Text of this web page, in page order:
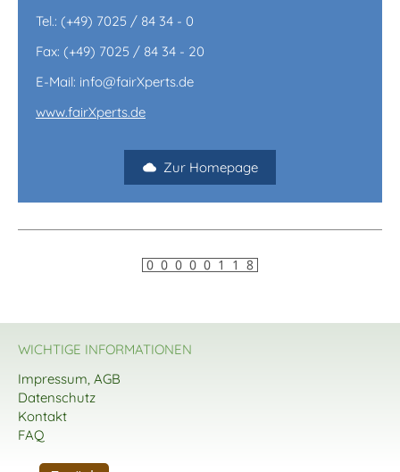
Tel.: (+49) 7025 / 84 34 - 0
Fax: (+49) 7025 / 84 34 - 20
E-Mail: info@fairXperts.de
www.fairXperts.de
Zur Homepage
WICHTIGE INFORMATIONEN
Impressum, AGB
Datenschutz
Kontakt
FAQ